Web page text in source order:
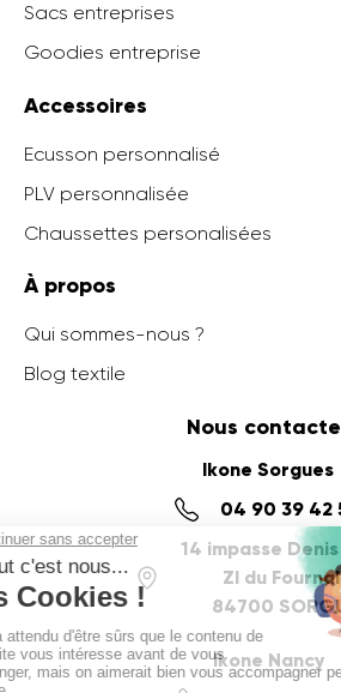
Sacs entreprises
Goodies entreprise
Accessoires
Ecusson personnalisé
PLV personnalisée
Chaussettes personalisées
À propos
Qui sommes-nous ?
Blog textile
Nous
Ikone Sorgues
04 90 39 42
14 impasse
ZI du
84700
Ikone Nancy